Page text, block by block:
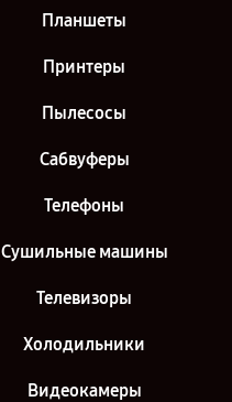
Планшеты
Принтеры
Пылесосы
Сабвуферы
Телефоны
Сушильные машины
Телевизоры
Холодильники
Видеокамеры